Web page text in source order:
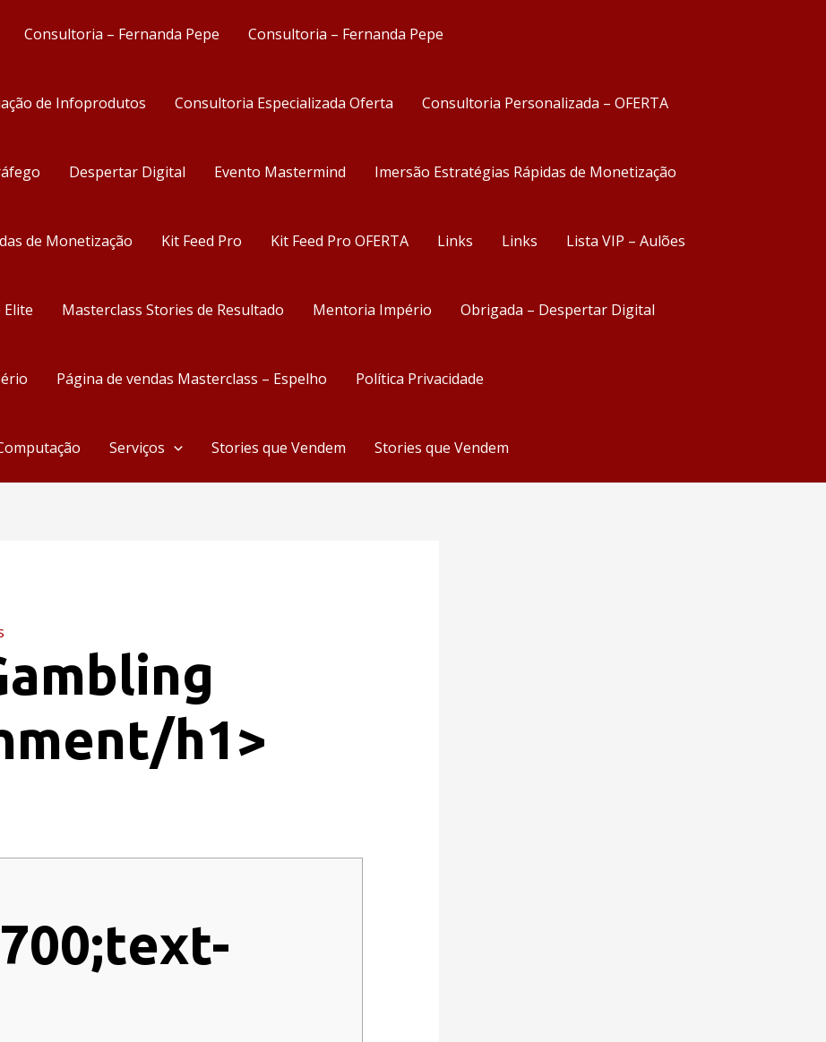
Consultoria – Fernanda Pepe Consultoria – Fernanda Pepe
de Infoprodutos Consultoria Especializada Oferta Consultoria Personalizada – OFERTA
Despertar Digital Evento Mastermind Imersão Estratégias Rápidas de Monetização
de Monetização Kit Feed Pro Kit Feed Pro OFERTA Links Links Lista VIP – Aulões
Masterclass Stories de Resultado Mentoria Império Obrigada – Despertar Digital
Página de vendas Masterclass – Espelho Política Privacidade
Serviços Stories que Vendem Stories que Vendem
h1>